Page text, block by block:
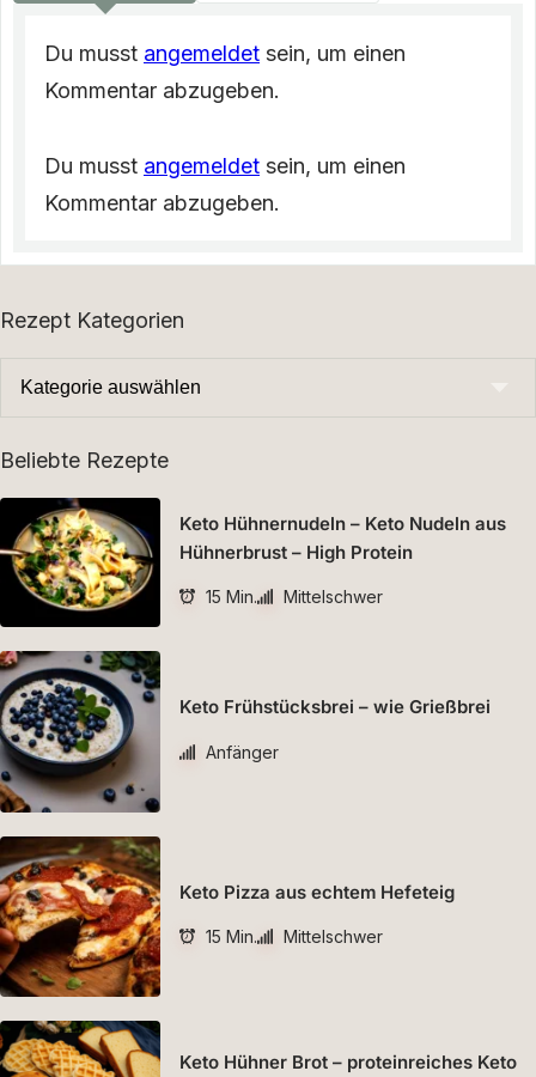
Du musst angemeldet sein, um einen
Kommentar abzugeben.
Du musst angemeldet sein, um einen
Kommentar abzugeben.
Rezept Kategorien
Beliebte Rezepte
Keto Hühnernudeln – Keto Nudeln aus
Hühnerbrust – High Protein
15 Min. Mittelschwer
Keto Frühstücksbrei – wie Grießbrei
Anfänger
Keto Pizza aus echtem Hefeteig
15 Min. Mittelschwer
Keto Hühner Brot – proteinreiches Keto